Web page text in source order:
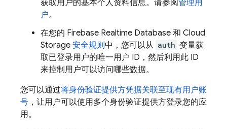
获取用户的基本个人资料信息。请参阅管理用
户。
在您的 Firebase Realtime Database 和 Cloud
Storage 安全规则中，您可以从 auth 变量获
取已登录用户的唯一用户 ID，然后利用此 ID
来控制用户可以访问哪些数据。
您可以通过将身份验证提供方凭据关联至现有用户账
号 ，让用户可以使用多个身份验证提供方登录您的应
用。